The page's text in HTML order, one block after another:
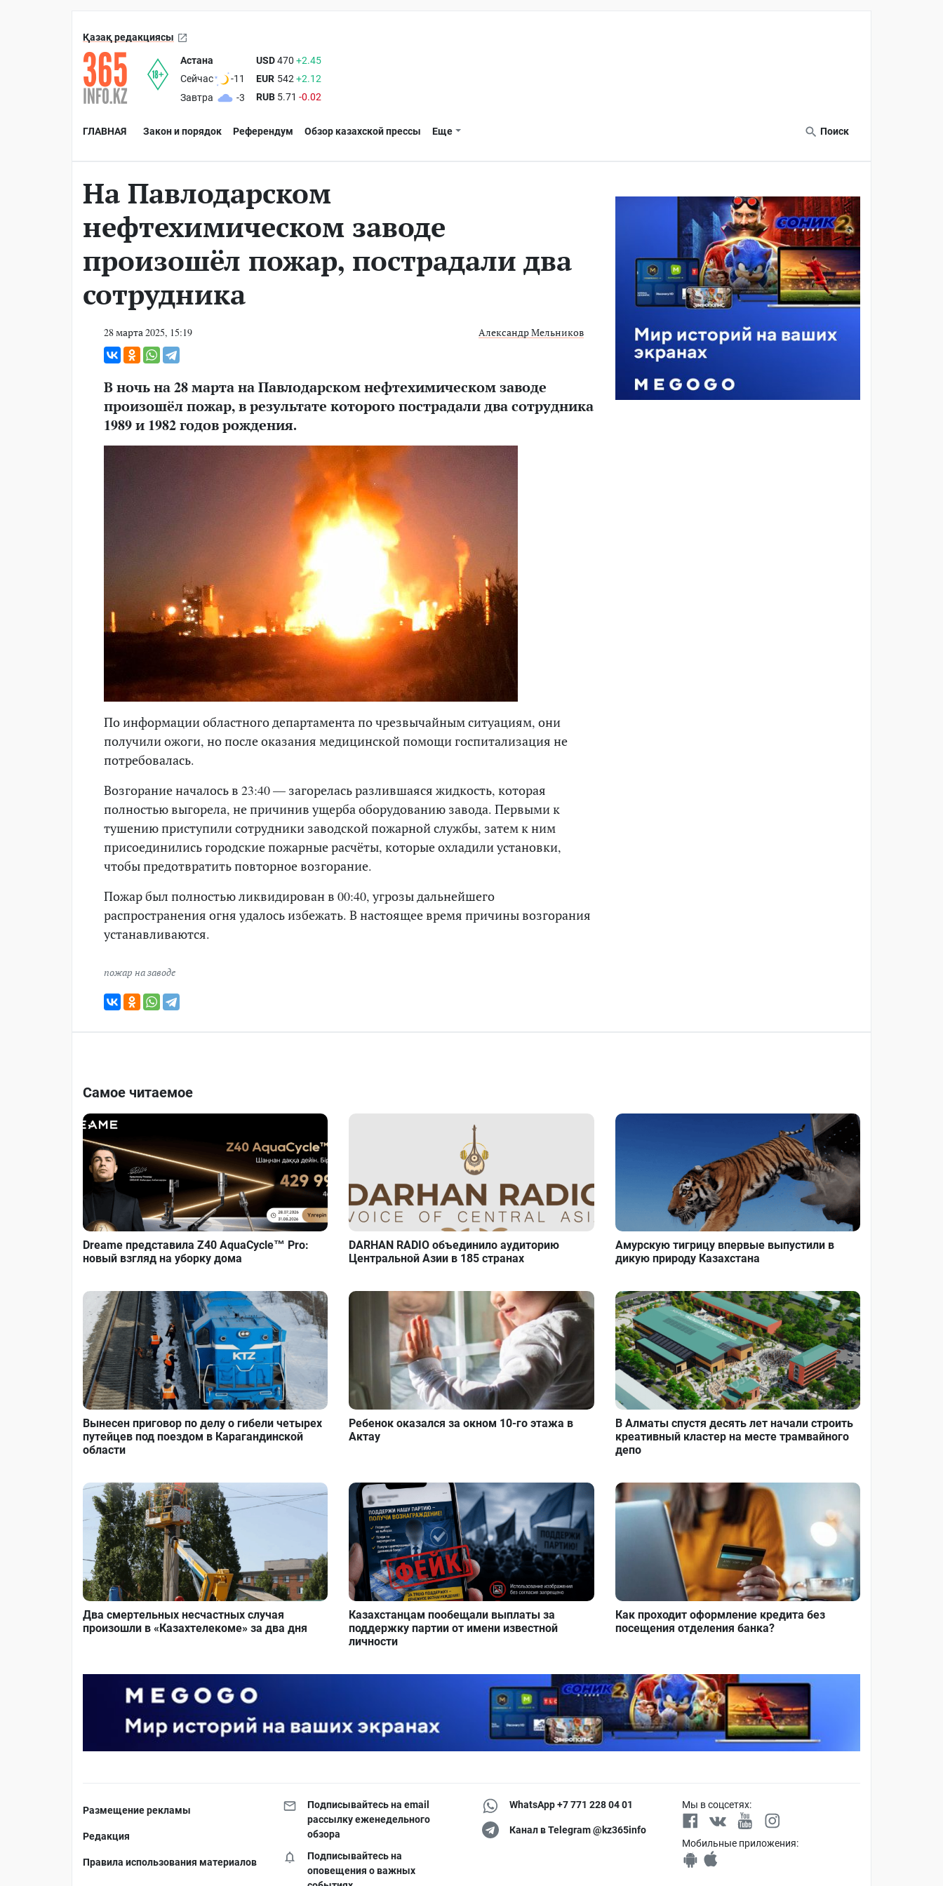
Қазақ редакциясы
Астана
Сейчас
-11
Завтра
-3
USD470 +2.45
EUR 542 +2.12
RUB 5.71 -0.02
ГЛАВНАЯ Закон и порядок Референдум Обзор казахской прессы Еще Поиск
На Павлодарском
нефтехимическом заводе
произошёл пожар, пострадали два
сотрудника
28 марта 2025, 15:19 Александр Мельников
В ночь на 28 марта на Павлодарском нефтехимическом заводе
произошёл пожар, в результате которого пострадали два сотрудника
1989 и 1982 годов рождения.
По информации областного департамента по чрезвычайным ситуациям, они
получили ожоги, но после оказания медицинской помощи госпитализация не
потребовалась.
Возгорание началось в 23:40 — загорелась разлившаяся жидкость, которая
полностью выгорела, не причинив ущерба оборудованию завода. Первыми к
тушению приступили сотрудники заводской пожарной службы, затем к ним
присоединились городские пожарные расчёты, которые охладили установки,
чтобы предотвратить повторное возгорание.
Пожар был полностью ликвидирован в 00:40, угрозы дальнейшего
распространения огня удалось избежать. В настоящее время причины возгорания
устанавливаются.
пожар на заводе
Самое читаемое
Dreame представила Z40 AquaCycle™ Pro:
новый взгляд на уборку дома
DARHAN RADIO объединило аудиторию
Центральной Азии в 185 странах
Амурскую тигрицу впервые выпустили в
дикую природу Казахстана
Вынесен приговор по делу о гибели четырех
путейцев под поездом в Карагандинской
области
Ребенок оказался за окном 10-го этажа в
Актау
В Алматы спустя десять лет начали строить
креативный кластер на месте трамвайного
депо
Два смертельных несчастных случая
произошли в «Казахтелекоме» за два дня
Казахстанцам пообещали выплаты за
поддержку партии от имени известной
личности
Как проходит оформление кредита без
посещения отделения банка?
Размещение рекламы
Редакция
Правила использования материалов
Подписывайтесь на email
рассылку еженедельного
обзора
Подписывайтесь на
оповещения о важных
WhatsApp +7 771 228 04 01
Канал в Telegram @kz365info
Мы в соцсетях:
Мобильные приложения: